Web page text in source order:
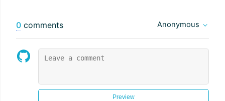
0 comments Anonymous
Preview